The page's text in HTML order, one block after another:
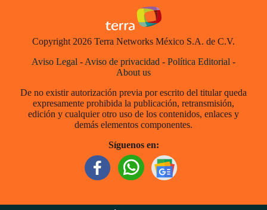
Copyright 2026 Terra Networks México S.A. de C.V.
Aviso Legal - Aviso de privacidad - Política Editorial -
About us
De no existir autorización previa por escrito del titular queda
expresamente prohibida la publicación, retransmisión,
edición y cualquier otro uso de los contenidos, enlaces y
demás elementos componentes.
Síguenos en: